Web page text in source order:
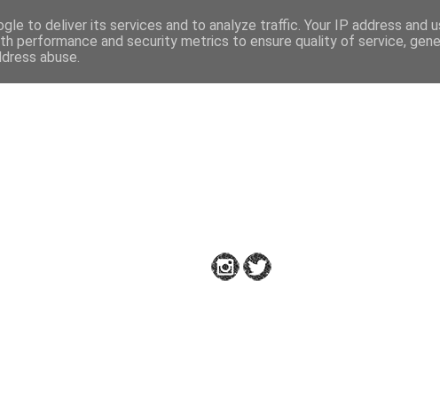
to deliver its services and to analyze traffic. Your IP address and
performance and security metrics to ensure quality of service,
abuse.